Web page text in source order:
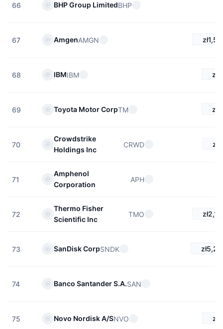
66 BHP Group LimitedBHP
67 AmgenAMGN
68 IBMIBM
69 Toyota Motor CorpTM
70
Crowdstrike
Holdings Inc
CRWD
71
Amphenol
Corporation
APH
72
Thermo Fisher
Scientific Inc
TMO
73 SanDisk CorpSNDK
74 Banco Santander S.A.SAN
75 Novo Nordisk A/SNVO